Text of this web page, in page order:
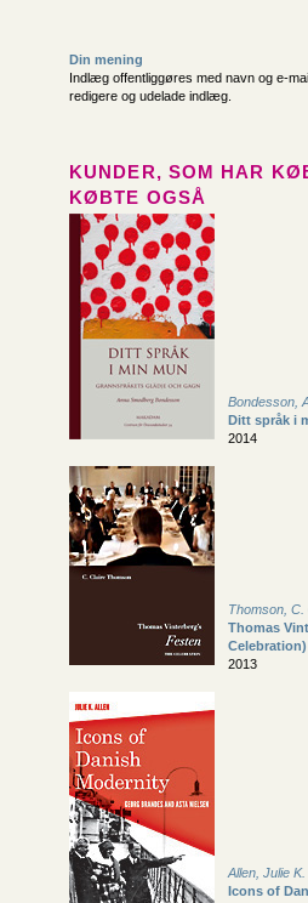
Din mening
Indlæg offentliggøres med navn og e-
redigere og udelade indlæg.
KUNDER, SOM HAR
KØBTE OGSÅ
Bondesson,
Ditt språk i
2014
Thomson, C.
Thomas
Celebration)
2013
Allen, Julie K.
Icons of